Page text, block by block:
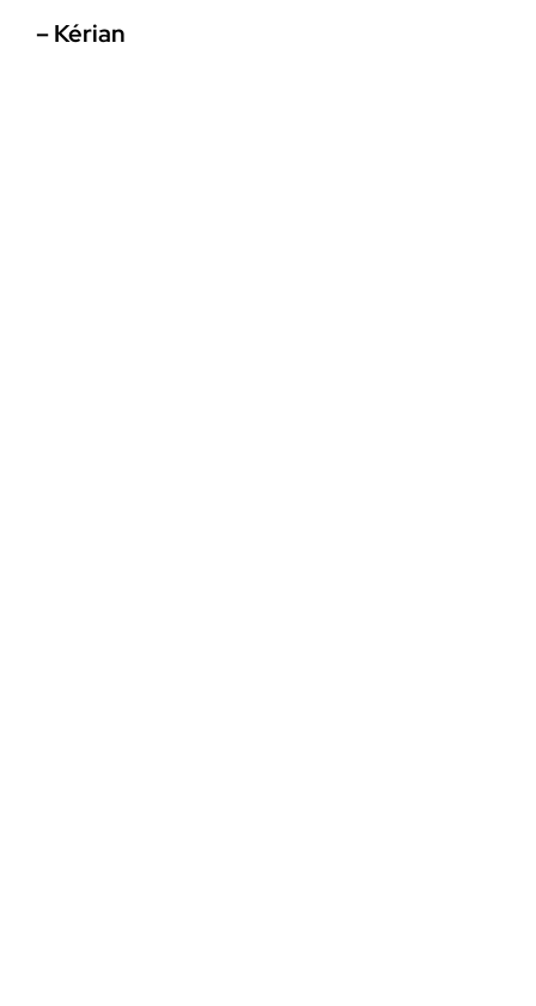
– Kérian